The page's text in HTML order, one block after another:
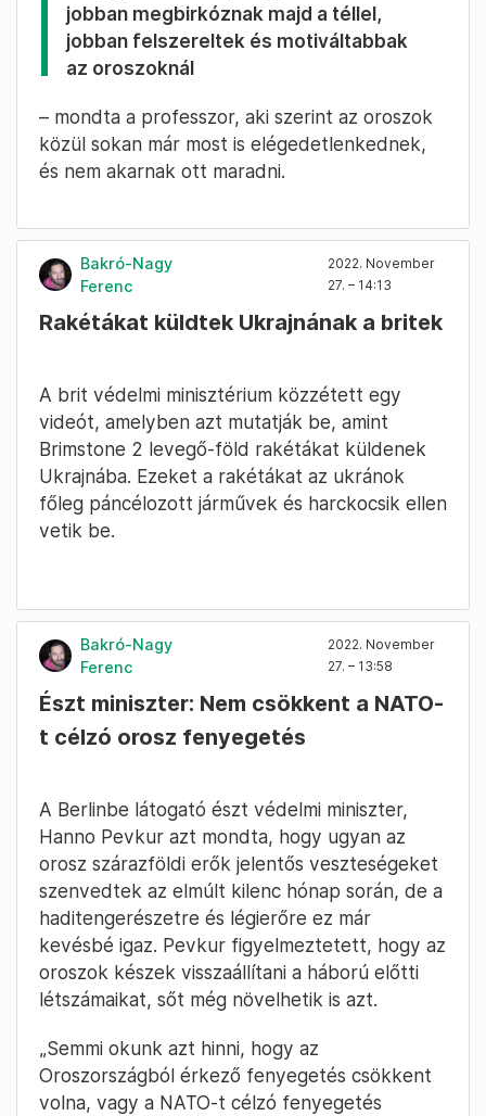
jobban megbirkóznak majd a téllel,
jobban felszereltek és motiváltabbak
az oroszoknál
– mondta a professzor, aki szerint az oroszok
közül sokan már most is elégedetlenkednek,
és nem akarnak ott maradni.
Bakró-Nagy
Ferenc
2022. November
27. – 14:13
Rakétákat küldtek Ukrajnának a britek
A brit védelmi minisztérium közzétett egy
videót, amelyben azt mutatják be, amint
Brimstone 2 levegő-föld rakétákat küldenek
Ukrajnába. Ezeket a rakétákat az ukránok
főleg páncélozott járművek és harckocsik ellen
vetik be.
Bakró-Nagy
Ferenc
2022. November
27. – 13:58
Észt miniszter: Nem csökkent a NATO-
t célzó orosz fenyegetés
A Berlinbe látogató észt védelmi miniszter,
Hanno Pevkur azt mondta, hogy ugyan az
orosz szárazföldi erők jelentős veszteségeket
szenvedtek az elmúlt kilenc hónap során, de a
haditengerészetre és légierőre ez már
kevésbé igaz. Pevkur figyelmeztetett, hogy az
oroszok készek visszaállítani a háború előtti
létszámaikat, sőt még növelhetik is azt.
„Semmi okunk azt hinni, hogy az
Oroszországból érkező fenyegetés csökkent
volna, vagy a NATO-t célzó fenyegetés